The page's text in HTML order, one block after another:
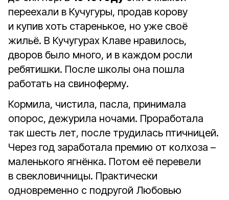
переехали в Кучугуры, продав корову
и купив хоть старенькое, но уже своё
жильё. В Кучугурах Клаве нравилось,
дворов было много, и в каждом росли
ребятишки. После школы она пошла
работать на свиноферму.
Кормила, чистила, пасла, принимала
опорос, дежурила ночами. Проработала
так шесть лет, после трудилась птичницей.
Через год заработала премию от колхоза –
маленького ягнёнка. Потом её перевели
в свекловичницы. Практически
одновременно с подругой Любовью